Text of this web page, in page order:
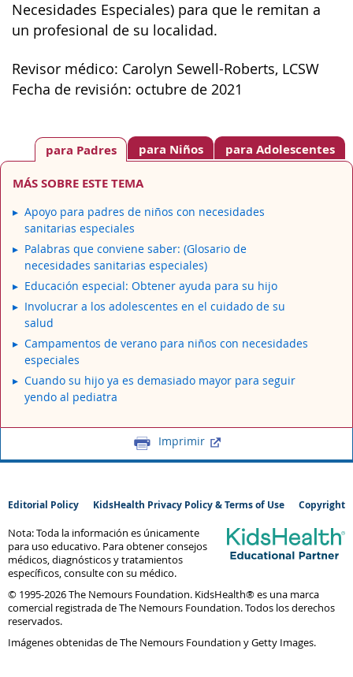
Necesidades Especiales) para que le remitan a
un profesional de su localidad.
Revisor médico: Carolyn Sewell-Roberts, LCSW
Fecha de revisión: octubre de 2021
para Adolescentes
para Niños
para Padres
MÁS SOBRE ESTE TEMA
Apoyo para padres de niños con necesidades
sanitarias especiales
Palabras que conviene saber: (Glosario de
necesidades sanitarias especiales)
Educación especial: Obtener ayuda para su hijo
Involucrar a los adolescentes en el cuidado de su
salud
Campamentos de verano para niños con necesidades
especiales
Cuando su hijo ya es demasiado mayor para seguir
yendo al pediatra
Imprimir
Editorial Policy KidsHealth Privacy Policy & Terms of Use Copyright
Nota: Toda la información es únicamente
para uso educativo. Para obtener consejos
médicos, diagnósticos y tratamientos
específicos, consulte con su médico.
© 1995-2026 The Nemours Foundation. KidsHealth® es una marca
comercial registrada de The Nemours Foundation. Todos los derechos
reservados.
Imágenes obtenidas de The Nemours Foundation y Getty Images.